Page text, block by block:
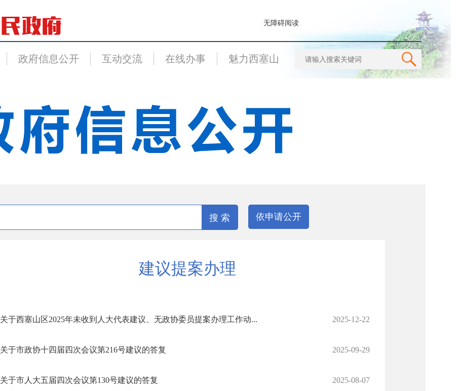
无障碍阅读
政府信息公开 互动交流 在线办事 魅力西塞山
搜 索 依申请公开
建议提案办理
2025-12-22
关于西塞山区2025年未收到人大代表建议、无政协委员提案办理工作动...
2025-09-29
关于市政协十四届四次会议第216号建议的答复
2025-08-07
关于市人大五届四次会议第130号建议的答复